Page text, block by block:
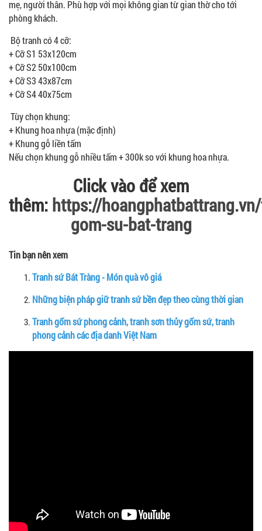
mẹ, người thân. Phù hợp với mọi không gian từ gian thờ cho tới
phòng khách.
Bộ tranh có 4 cỡ:
+ Cỡ S1 53x120cm
+ Cỡ S2 50x100cm
+ Cỡ S3 43x87cm
+ Cỡ S4 40x75cm
Tùy chọn khung:
+ Khung hoa nhựa (mặc định)
+ Khung gỗ liền tấm
Nếu chọn khung gỗ nhiều tấm + 300k so với khung hoa nhựa.
Click vào để xem
thêm: https://
gom-su-bat-trang
Tin bạn nên xem
Tranh sứ Bát Tràng - Món quà vô giá
Những biện pháp giữ tranh sứ bền đẹp theo cùng thời gian
Tranh gốm sứ phong cảnh, tranh sơn thủy gốm sứ, tranh
phong cảnh các địa danh Việt Nam